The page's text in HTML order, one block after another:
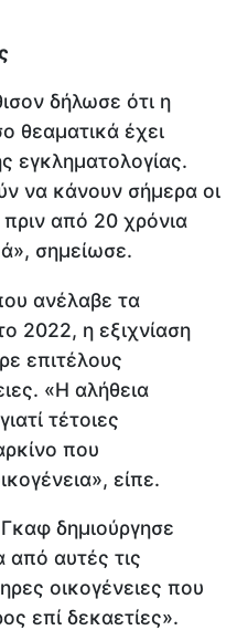
δήλωσε ότι η
θεαματικά έχει
εγκληματολογίας.
να κάνουν σήμερα οι
από 20 χρόνια
σημείωσε.
ανέλαβε τα
2022, η εξιχνίαση
επιτέλους
«Η αλήθεια
τέτοιες
που
είπε.
δημιούργησε
από αυτές τις
οικογένειες που
επί δεκαετίες».